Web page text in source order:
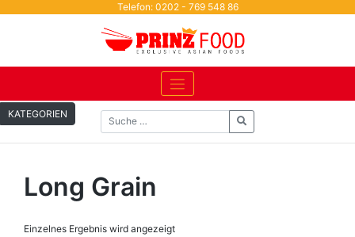
Telefon: 0202 - 769 548 86
KATEGORIEN
Long Grain
Einzelnes Ergebnis wird angezeigt